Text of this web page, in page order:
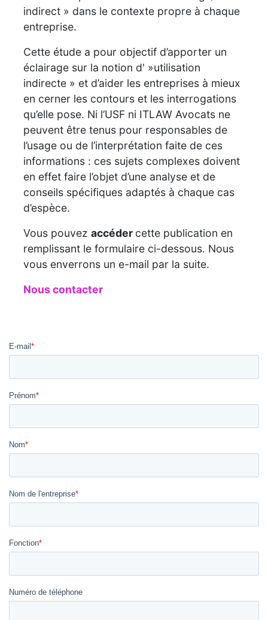
indirect » dans le contexte propre à chaque
entreprise.
Cette étude a pour objectif d’apporter un
éclairage sur la notion d' »utilisation
indirecte » et d’aider les entreprises à mieux
en cerner les contours et les interrogations
qu’elle pose. Ni l’USF ni ITLAW Avocats ne
peuvent être tenus pour responsables de
l’usage ou de l’interprétation faite de ces
informations : ces sujets complexes doivent
en effet faire l’objet d’une analyse et de
conseils spécifiques adaptés à chaque cas
d’espèce.
Vous pouvez accéder cette publication en
remplissant le formulaire ci-dessous. Nous
vous enverrons un e-mail par la suite.
Nous contacter